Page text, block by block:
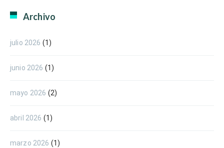
Archivo
julio 2026 (1)
junio 2026 (1)
mayo 2026 (2)
abril 2026 (1)
marzo 2026 (1)